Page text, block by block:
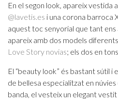
En el segon look, apareix vestida
@lavetis.es i una corona barroca
aquest toc senyorial que tant ens
apareix amb dos models
Love Story novias; els dos en
El “beauty look” és bastant sútil i
de bellesa especialitzat en núvies
banda, el vesteix un elegant